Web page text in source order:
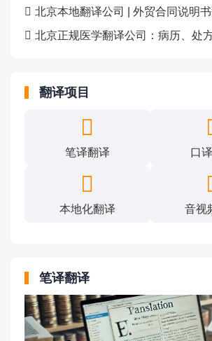
北京本地翻译公司 | 外贸合同说明
北京正规医学翻译公司：病历、处
翻译项目
笔译翻译 口
本地化翻译 音视
笔译翻译